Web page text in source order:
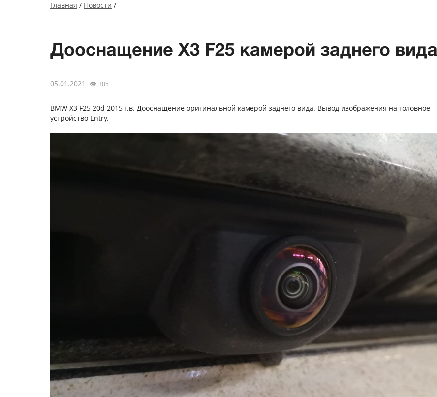
Главная / Новости /
Дооснащение X3 F25 камерой заднего вида
05.01.2021 👁 305
BMW X3 F25 20d 2015 г.в. Дооснащение оригинальной камерой заднего вида. Вывод изображения на головное
устройство Entry.